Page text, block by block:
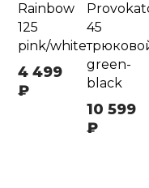
Rainbow
125
pink/white
4 499
₽
45
green-
black
10 599
₽